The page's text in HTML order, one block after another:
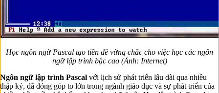
Học ngôn ngữ Pascal tạo tiền đề vững chắc cho việc học các ngôn
ngữ lập trình bậc cao (Ảnh: Internet)
Ngôn ngữ lập trình Pascal với lịch sử phát triển lâu dài qua nhiều
thập kỷ, đã đóng góp to lớn trong ngành giáo dục và sự phát triển của